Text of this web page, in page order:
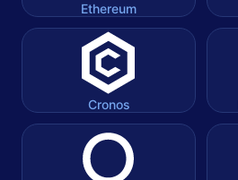
Ethereum
Cronos